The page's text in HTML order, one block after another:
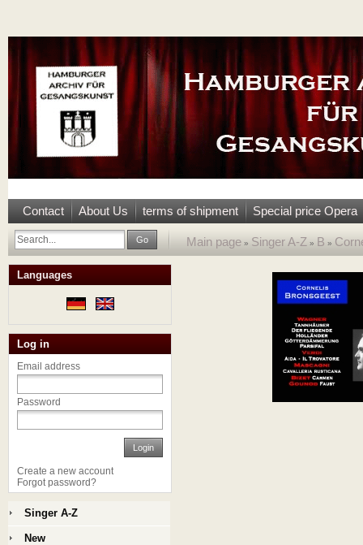
Contact About Us terms of shipment Special price Opera
Go Main page » Singer A-Z » B »
Languages
Log in
Email address
Password
Login
Create a new account
Forgot password?
Singer A-Z
New